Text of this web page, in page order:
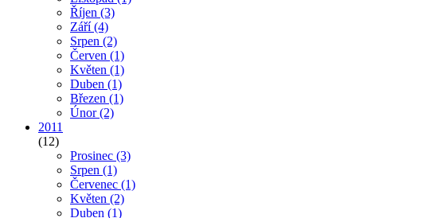
Říjen (3)
Září(4)
Srpen (2)
Červen (1)
Květen (1)
Duben (1)
Březen (1)
Únor(2)
2011
(12)
Prosinec (3)
Srpen (1)
Červenec (1)
Květen (2)
Duben (1)